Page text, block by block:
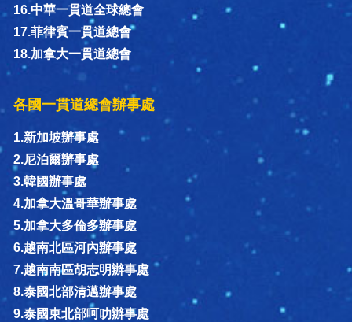
16.中華一貫道全球總會
17.菲律賓一貫道總會
18.加拿大一貫道總會
各國一貫道總會辦事處
1.新加坡辦事處
2.尼泊爾辦事處
3.韓國辦事處
4.加拿大溫哥華辦事處
5.加拿大多倫多辦事處
6.越南北區河內辦事處
7.越南南區胡志明辦事處
8.泰國北部清邁辦事處
9.泰國東北部呵叻辦事處